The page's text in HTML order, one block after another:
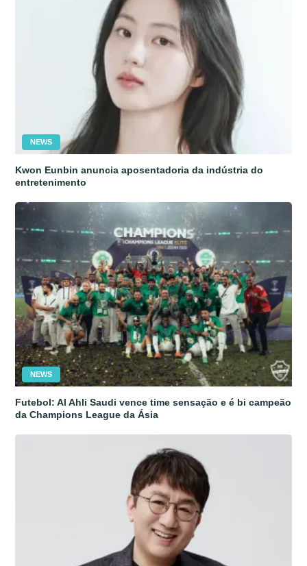
NEWS
Kwon Eunbin anuncia aposentadoria da indústria do
entretenimento
NEWS
Futebol: Al Ahli Saudi vence time sensação e é bi campeão
da Champions League da Ásia